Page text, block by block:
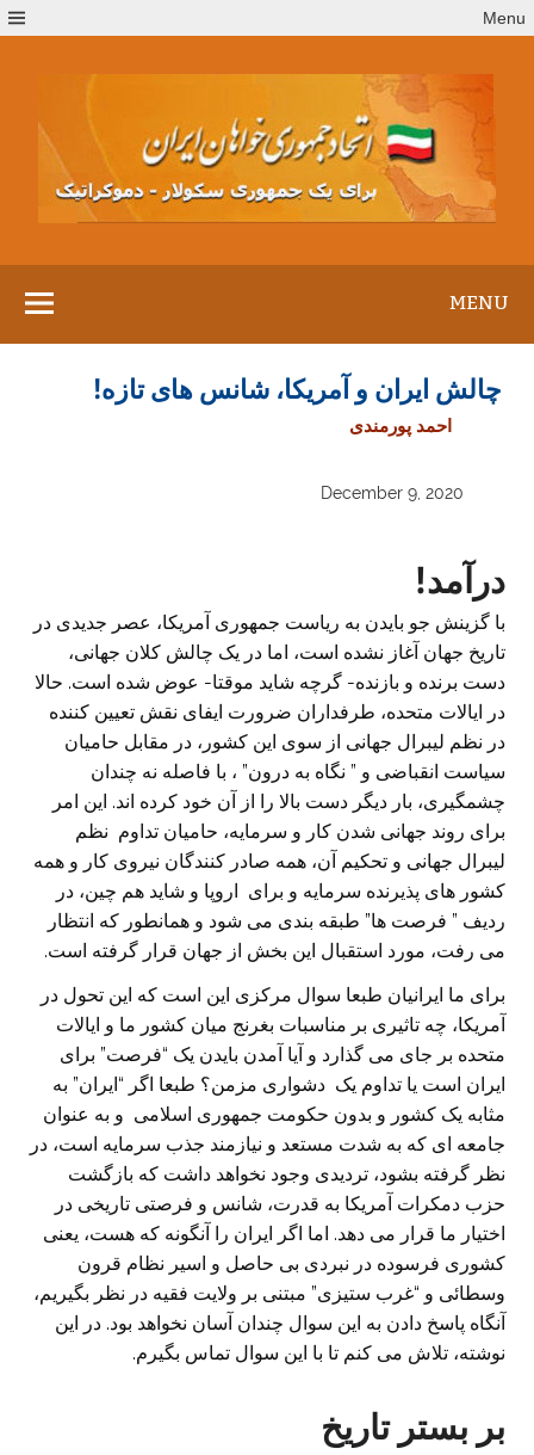
to
Menu
MENU
چالش ایران و آمریکا، شانس های تازه!
احمد پورمندی
December 9, 2020
درآمد!
با گزینش جو بایدن به ریاست جمهوری آمریکا، عصر جدیدی در
تاریخ جهان آغاز نشده است، اما در یک چالش کلان جهانی،
دست برنده و بازنده- گرچه شاید موقتا- عوض شده است. حالا
در ایالات متحده، طرفداران ضرورت ایفای نقش تعیین کننده
در نظم لیبرال جهانی از سوی این کشور، در مقابل حامیان
سیاست انقباضی و ” نگاه به درون” ، با فاصله نه چندان
چشمگیری، بار دیگر دست بالا را از آن خود کرده اند. این امر
برای روند جهانی شدن کار و سرمایه، حامیان تداوم نظم
لیبرال جهانی و تحکیم آن، همه صادر کنندگان نیروی کار و همه
کشور های پذیرنده سرمایه و برای اروپا و شاید هم چین، در
ردیف ” فرصت ها” طبقه بندی می شود و همانطور که انتظار
می رفت، مورد استقبال این بخش از جهان قرار گرفته است.
برای ما ایرانیان طبعا سوال مرکزی این است که این تحول در
آمریکا، چه تاثیری بر مناسبات بغرنج میان کشور ما و ایالات
متحده بر جای می گذارد و آیا آمدن بایدن یک “فرصت” برای
ایران است یا تداوم یک دشواری مزمن؟ طبعا اگر “ایران” به
مثابه یک کشور و بدون حکومت جمهوری اسلامی و به عنوان
جامعه ای که به شدت مستعد و نیازمند جذب سرمایه است، در
نظر گرفته بشود، تردیدی وجود نخواهد داشت که بازگشت
حزب دمکرات آمریکا به قدرت، شانس و فرصتی تاریخی در
اختیار ما قرار می دهد. اما اگر ایران را آنگونه که هست، یعنی
کشوری فرسوده در نبردی بی حاصل و اسیر نظام قرون
وسطائی و “غرب ستیزی” مبتنی بر ولایت فقیه در نظر بگیریم،
آنگاه پاسخ دادن به این سوال چندان آسان نخواهد بود. در این
نوشته، تلاش می کنم تا با این سوال تماس بگیرم.
بر بستر تاریخ